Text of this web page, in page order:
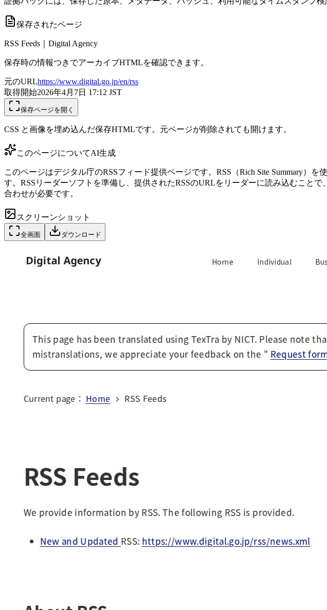
保存されたページ
RSS Feeds｜Digital Agency
保存時の情報つきでアーカイブHTMLを確認できます。
元のURLhttps://www.digital.go.jp/en/rss
取得開始2026年4月7日 17:12 JST
保存ページを開く
CSS と画像を埋め込んだ保存HTMLです。元ページが削除されても開けます。
このページについてAI生成
このページはデジタル庁のRSSフィード提供ページです。RSS（Rich Site Summary）
す。RSSリーダーソフトを準備し、提供されたRSSのURLをリーダーに読み込むこと
合わせが必要です。
スクリーンショット
全画面 ダウンロード